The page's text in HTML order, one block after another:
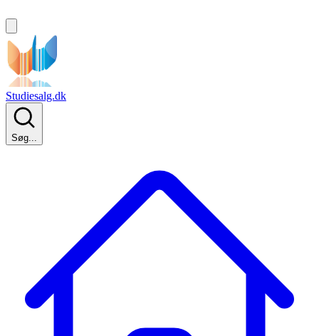
Studiesalg.dk
Søg...